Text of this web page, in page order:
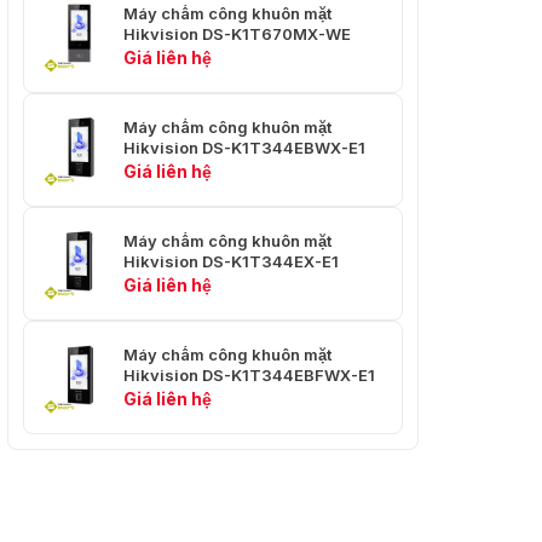
Máy chấm công khuôn mặt
Hikvision DS-K1T670MX-WE
Giá liên hệ
Máy chấm công khuôn mặt
Hikvision DS-K1T344EBWX-E1
Giá liên hệ
Máy chấm công khuôn mặt
Hikvision DS-K1T344EX-E1
Giá liên hệ
Máy chấm công khuôn mặt
Hikvision DS-K1T344EBFWX-E1
Giá liên hệ